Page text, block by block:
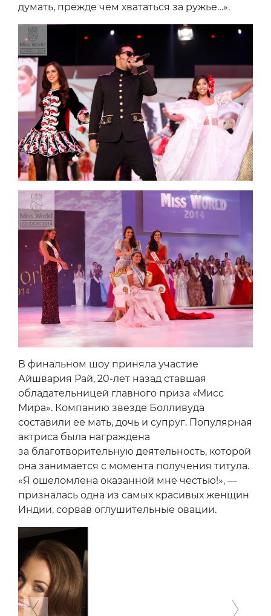
думать, прежде чем хвататься за ружье…».
В финальном шоу приняла участие
Айшвария Рай, 20-лет назад ставшая
обладательницей главного приза «Мисс
Мира». Компанию звезде Болливуда
составили ее мать, дочь и супруг. Популярная
актриса была награждена
за благотворительную деятельность, которой
она занимается с момента получения титула.
«Я ошеломлена оказанной мне честью!», —
призналась одна из самых красивых женщин
Индии, сорвав оглушительные овации.